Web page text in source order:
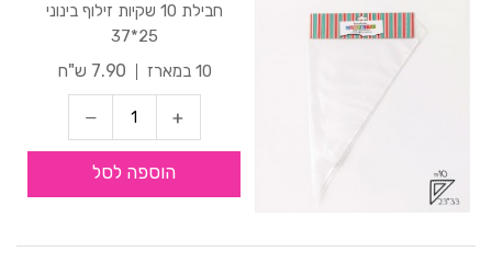
חבילת 10 שקיות זילוף בינוני
25*37
10 במארז
7.90 ש"ח
הוספה לסל